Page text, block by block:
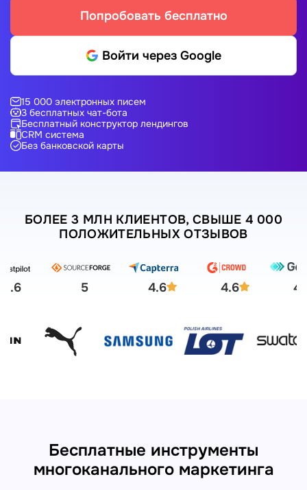
Попробовать бесплатно
Войти через Google
15 000 электронных писем
3 бесплатных чат-бота
Бесплатный конструктор лендингов
CRM система
Без банковской карты
БОЛЕЕ 3 МЛН КЛИЕНТОВ, СВЫШЕ 4 000
ПОЛОЖИТЕЛЬНЫХ ОТЗЫВОВ
4.6 5 4.6 4.6
Бесплатные инструменты
многоканального маркетинга